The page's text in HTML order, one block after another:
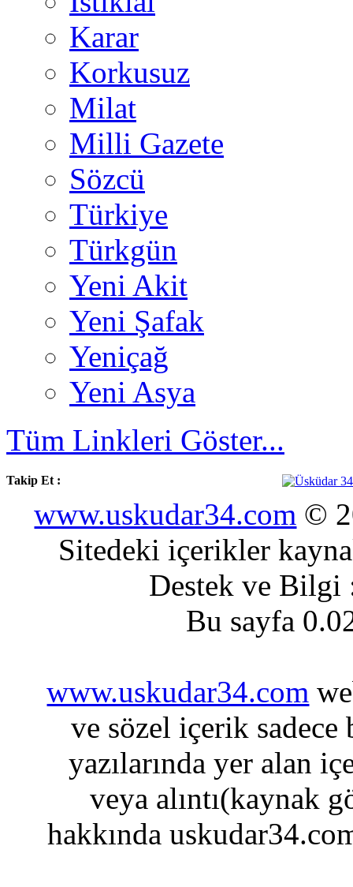
Karar
Korkusuz
Milat
Milli Gazete
Sözcü
Türkiye
Türkgün
Yeni Akit
Yeni Şafak
Yeniçağ
Yeni Asya
Tüm Linkleri Göster...
Takip Et :
www.uskudar34.com ©
Sitedeki içerikler
Destek ve
Bu sayfa
www.uskudar34.com
ve sözel içerik sadece
yazılarında yer alan
veya alıntı(kaynak
hakkında